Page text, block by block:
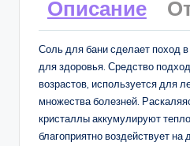
Описание
Соль для бани сделает поход
для здоровья. Средство
возрастов, используется для
множества болезней.
кристаллы аккумулируют
благоприятно воздействует на